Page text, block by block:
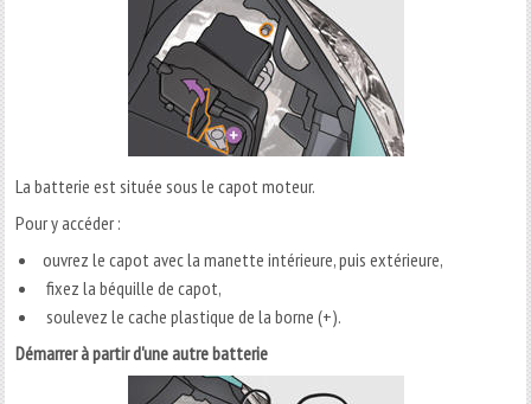
La batterie est située sous le capot moteur.
Pour y accéder :
ouvrez le capot avec la manette intérieure, puis extérieure,
fixez la béquille de capot,
soulevez le cache plastique de la borne (+).
Démarrer à partir d'une autre batterie